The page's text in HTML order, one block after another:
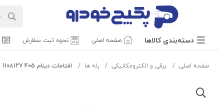
دسته‌بندی‌ کالاها صفحه اصلی نحوه ثبت سفارش
صفحه اصلی برقی و الکترومکانیکی رله ها افتامات دینام 405 1108127 اماتا صمد